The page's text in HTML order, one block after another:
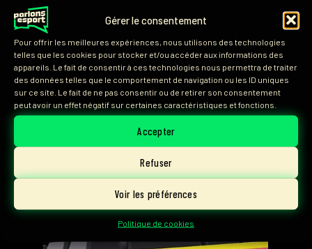
Gérer le consentement
Pour offrir les meilleures expériences, nous utilisons des technologies
telles que les cookies pour stocker et/ou accéder aux informations des
appareils. Le fait de consentir à ces technologies nous permettra de traiter
des données telles que le comportement de navigation ou les ID uniques
sur ce site. Le fait de ne pas consentir ou de retirer son consentement
peut avoir un effet négatif sur certaines caractéristiques et fonctions.
Accepter
Refuser
Voir les préférences
Politique de cookies
Le clavier utilise deux technologies
importantes :
Rapid Trigger: la touche se réactive très
vite, ce qui rend les mouvements plus
Polling rate 8000 Hz: le clavier envoie
les informations au PC beaucoup plus
rapidement qu’un clavier classique.